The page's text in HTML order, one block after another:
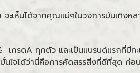
ะเห็นได้จากคุณแม่ๆในวงการบันเทิง
เกรดA ทุกตัว และเป็นแบรนด์แรกที่มี
นใจได้ว่านี่คือการคัดสรรสิ่งที่ดีที่สุด